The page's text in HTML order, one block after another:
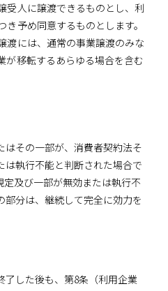
受人に譲渡できるものとし、利
予め同意するものとします。
渡には、通常の事業譲渡のみな
が移転するあらゆる場合を含む
その一部が、消費者契約法そ
執行不能と判断された場合で
及び一部が無効または執行不
分は、継続して完全に効力を
した後も、第8条（利用企業